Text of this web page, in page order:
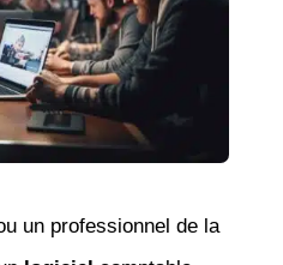
un professionnel de la